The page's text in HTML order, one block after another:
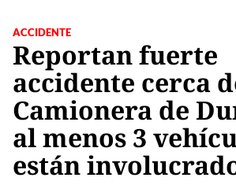
ACCIDENTE
Reportan fuerte
accidente cerca
Camionera de
al menos 3
están